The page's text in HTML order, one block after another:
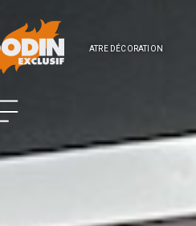
ATRE DÉCORATION